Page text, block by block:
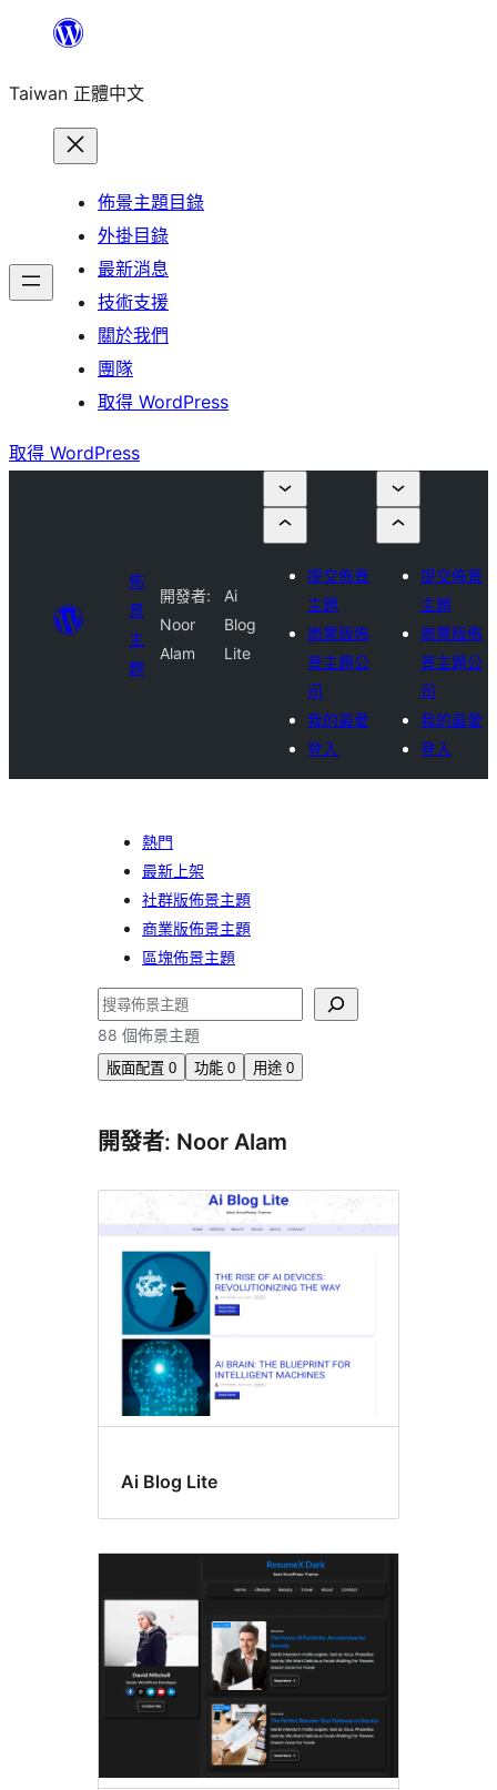
主
Taiwan 正體中文
佈景主題目錄
外掛目錄
最新消息
技術支援
關於我們
團隊
取得 WordPress
取得 WordPress
佈
景
主
題
開發者:
Noor
Alam
Ai
Blog
Lite
提交佈景
主題
商業版佈
景主題公
司
我的最愛
登入
提交佈景
主題
商業版佈
景主題公
司
我的最愛
登入
熱門
最新上架
社群版佈景主題
商業版佈景主題
區塊佈景主題
搜
尋
88 個佈景主題
版面配置 0 功能 0 用途 0
開發者: Noor Alam
Ai Blog Lite